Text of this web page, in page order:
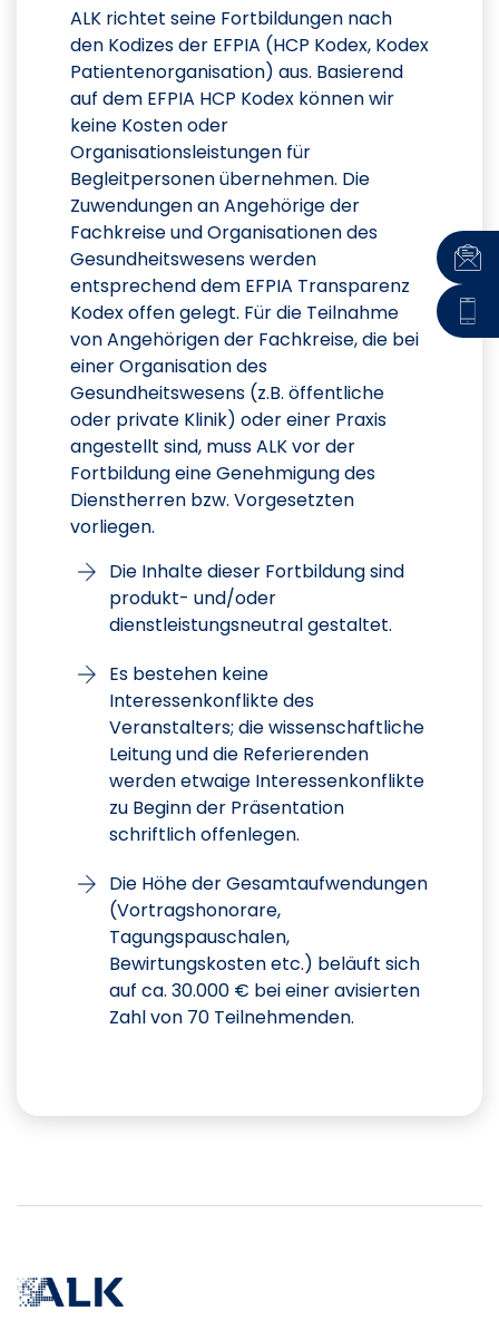
ALK richtet seine Fortbildungen nach
den Kodizes der EFPIA (HCP Kodex, Kodex
Patientenorganisation) aus. Basierend
auf dem EFPIA HCP Kodex können wir
keine Kosten oder
Organisationsleistungen für
Begleitpersonen übernehmen. Die
Zuwendungen an Angehörige der
Fachkreise und Organisationen des
Gesundheitswesens werden
entsprechend dem EFPIA Transparenz
Kodex offen gelegt. Für die Teilnahme
von Angehörigen der Fachkreise, die bei
einer Organisation des
Gesundheitswesens (z.B. öffentliche
oder private Klinik) oder einer Praxis
angestellt sind, muss ALK vor der
Fortbildung eine Genehmigung des
Dienstherren bzw. Vorgesetzten
vorliegen.
Die Inhalte dieser Fortbildung sind
produkt- und/oder
dienstleistungsneutral gestaltet.
Es bestehen keine
Interessenkonflikte des
Veranstalters; die wissenschaftliche
Leitung und die Referierenden
werden etwaige Interessenkonflikte
zu Beginn der Präsentation
schriftlich offenlegen.
Die Höhe der Gesamtaufwendungen
(Vortragshonorare,
Tagungspauschalen,
Bewirtungskosten etc.) beläuft sich
auf ca. 30.000 € bei einer avisierten
Zahl von 70 Teilnehmenden.